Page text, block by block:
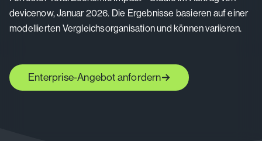
devicenow, Januar 2026. Die Ergebnisse basieren auf einer
modellierten Vergleichsorganisation und können variieren.
Enterprise-Angebot anfordern